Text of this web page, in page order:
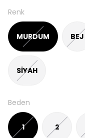
Renk
MURDUM BEJ
SİYAH
Beden
1 2